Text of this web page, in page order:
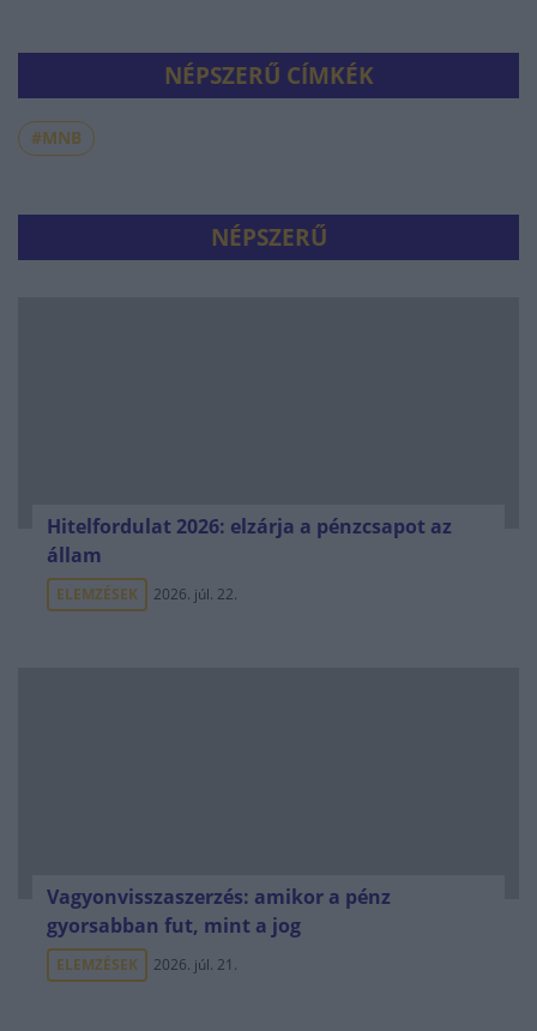
NÉPSZERŰ CÍMKÉK
#MNB
NÉPSZERŰ
Hitelfordulat 2026: elzárja a pénzcsapot az
állam
ELEMZÉSEK 2026. júl. 22.
Vagyonvisszaszerzés: amikor a pénz
gyorsabban fut, mint a jog
ELEMZÉSEK 2026. júl. 21.